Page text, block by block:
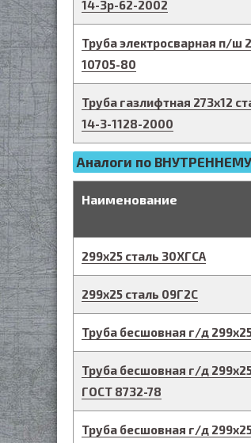
14-3р-62-2002
Труба электросварная п/ш
10705-80
Труба газлифтная 273х12
14-3-1128-2000
Аналоги по
Наименование
299х25 сталь 30ХГСА
299х25 сталь 09Г2С
Труба бесшовная г/д 299х
Труба бесшовная г/д 299х
ГОСТ 8732-78
Труба бесшовная г/д 299х